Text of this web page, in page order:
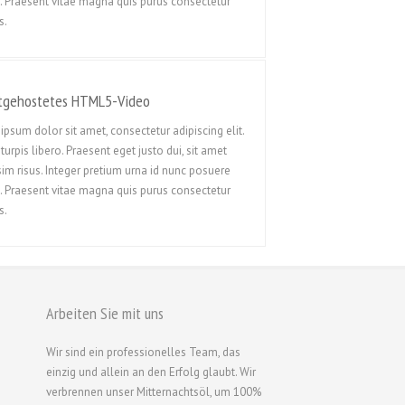
HTML5-Video
dolor sit amet, consectetur adipiscing elit.
libero. Praesent eget justo dui, sit amet
risus. Integer pretium urna id nunc posuere
Praesent vitae magna quis purus consectetur
Arbeiten Sie mit uns
Wir sind ein professionelles Team, das
einzig und allein an den Erfolg glaubt. Wir
verbrennen unser Mitternachtsöl, um 100%
简体中文
香港中文
繁體中文